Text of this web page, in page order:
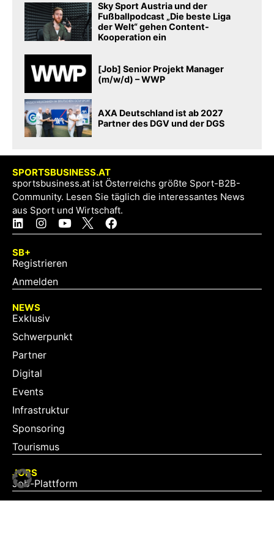
Sky Sport Austria und der
Fußballpodcast „Die beste Liga
der Welt“ gehen Content-
Kooperation ein
[Job] Senior Projekt Manager
(m/w/d) – WWP
AXA Deutschland ist ab 2027
Partner des DGV und der DGS
SPORTSBUSINESS.AT
sportsbusiness.at ist Österreichs größte Sport-B2B-
Community. Lesen Sie täglich die interessantes News
aus Sport und Wirtschaft.
SB+
Registrieren
Anmelden
NEWS
Exklusiv
Schwerpunkt
Partner
Digital
Events
Infrastruktur
Sponsoring
Tourismus
JOBS
Job-Plattform